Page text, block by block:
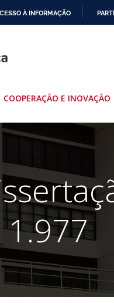
À INFORMAÇÃO
COOPERAÇÃO E INOVAÇÃO
1.977